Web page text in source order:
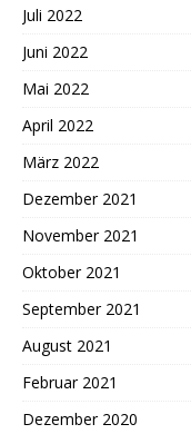
Juli 2022
Juni 2022
Mai 2022
April 2022
März 2022
Dezember 2021
November 2021
Oktober 2021
September 2021
August 2021
Februar 2021
Dezember 2020